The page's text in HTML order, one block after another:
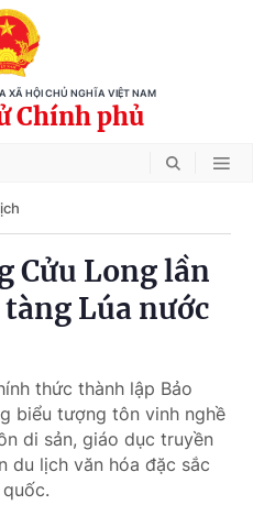
XÃ HỘI CHỦ NGHĨA VIỆT NAM
Chính phủ
Cửu Long lần
Lúa nước
thức thành lập Bảo
biểu tượng tôn vinh nghề
di sản, giáo dục truyền
du lịch văn hóa đặc sắc